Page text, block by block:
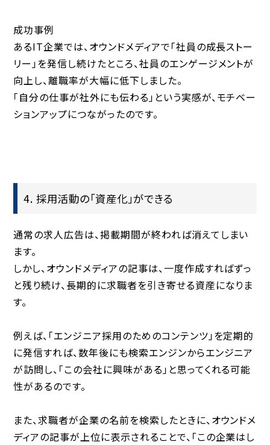
成功事例
あるIT企業では、オウンドメディアで「社員の成長ストー
リー」を発信し続けたところ、社員のエンゲージメントが
向上し、離職率が大幅に低下しました。
「自分の仕事が社外にも伝わる」という実感が、モチベー
ションアップにつながったのです。
4. 採用活動の「資産化」ができる
通常の求人広告は、掲載期間が終われば消えてしまい
ます。
しかし、オウンドメディアの記事は、一度作成すればずっ
と残り続け、 長期的に求職者を引き寄せる資産になりま
す。
例えば、「エンジニア採用のためのコンテンツ」を定期的
に発信すれば、数年後にも検索エンジンからエンジニア
が訪問し、「この会社に興味がある」と思ってくれる可能
性があるのです。
また、求職者が企業の名前を検索したときに、オウンドメ
ディアの記事が上位に表示されることで、 「この企業はし